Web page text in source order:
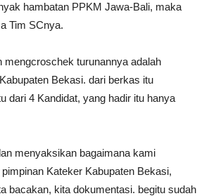
hambatan PPKM Jawa-Bali, maka
Tim SCnya.
turunannya adalah
Bekasi. dari berkas itu
dari 4 Kandidat, yang hadir itu hanya
menyaksikan bagaimana kami
Kateker Kabupaten Bekasi,
bacakan, kita dokumentasi. begitu sudah